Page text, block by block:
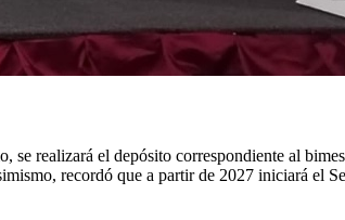
realizará el depósito correspondiente al
recordó que a partir de 2027 iniciará el